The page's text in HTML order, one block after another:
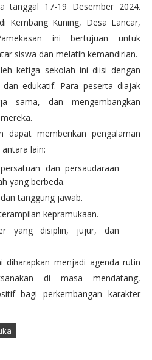
tanggal 17-19 Desember 2024.
Kembang Kuning, Desa Lancar,
ini bertujuan untuk
siswa dan melatih kemandirian.
ketiga sekolah ini diisi dengan
edukatif. Para peserta diajak
sama, dan mengembangkan
dapat memberikan pengalaman
lain:
dan persaudaraan
yang berbeda.
tanggung jawab.
kepramukaan.
yang disiplin, jujur, dan
diharapkan menjadi agenda rutin
di masa mendatang,
bagi perkembangan karakter